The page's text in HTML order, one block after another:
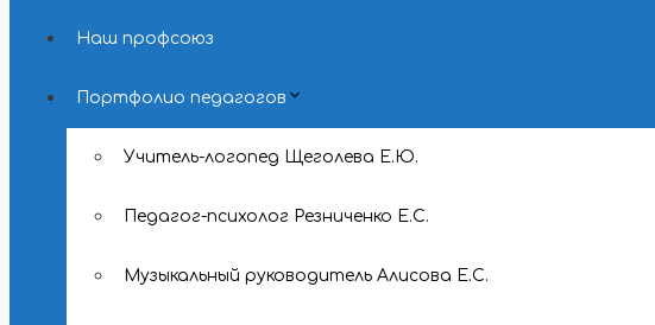
Наш профсоюз
Портфолио педагогов
Учитель-логопед Щеголева Е.Ю.
Педагог-психолог Резниченко Е.С.
Музыкальный руководитель Алисова Е.С.